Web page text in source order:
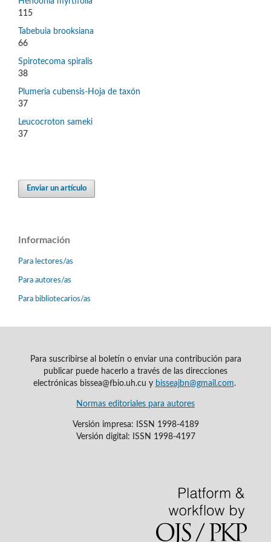
115
Tabebuia brooksiana
66
Spirotecoma spiralis
38
Plumeria cubensis-Hoja de taxón
37
Leucocroton sameki
37
Enviar un artículo
Información
Para lectores/as
Para autores/as
Para bibliotecarios/as
Para suscribirse al boletín o enviar una contribución para
publicar puede hacerlo a través de las direcciones
electrónicas bissea@fbio.uh.cu y bisseajbn@gmail.com.
Normas editoriales para autores
Versión impresa: ISSN 1998-4189
Versión digital: ISSN 1998-4197